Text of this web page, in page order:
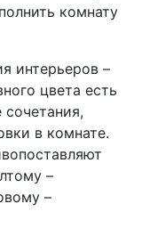
комнату
интерьеров –
цвета есть
в комнате.
–
–